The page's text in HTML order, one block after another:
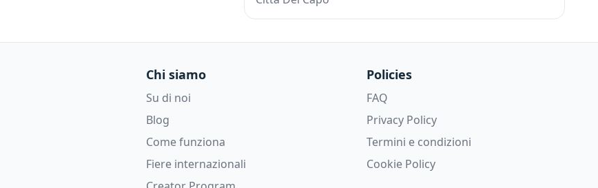
Chi siamo
Su di noi
Blog
Come funziona
Fiere internazionali
Policies
FAQ
Privacy Policy
Termini e condizioni
Cookie Policy